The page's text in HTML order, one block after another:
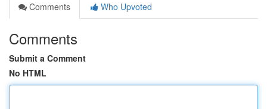
Comments
Who Upvoted
Comments
Submit a Comment
No HTML